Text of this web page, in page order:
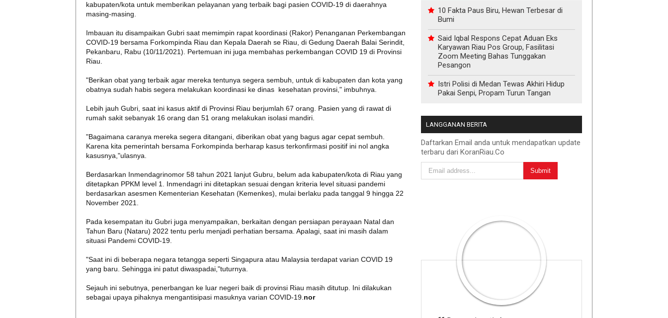
kabupaten/kota untuk memberikan pelayanan yang terbaik bagi pasien COVID-19 di daerahnya
masing-masing.
Imbauan itu disampaikan Gubri saat memimpin rapat koordinasi (Rakor) Penanganan Perkembangan
COVID-19 bersama Forkompinda Riau dan Kepala Daerah se Riau, di Gedung Daerah Balai Serindit,
Pekanbaru, Rabu (10/11/2021). Pertemuan ini juga membahas perkembangan COVID 19 di Provinsi
Riau.
"Berikan obat yang terbaik agar mereka tentunya segera sembuh, untuk di kabupaten dan kota yang
obatnya sudah habis segera melakukan koordinasi ke dinas kesehatan provinsi," imbuhnya.
Lebih jauh Gubri, saat ini kasus aktif di Provinsi Riau berjumlah 67 orang. Pasien yang di rawat di
rumah sakit sebanyak 16 orang dan 51 orang melakukan isolasi mandiri.
"Bagaimana caranya mereka segera ditangani, diberikan obat yang bagus agar cepat sembuh.
Karena kita pemerintah bersama Forkompinda berharap kasus terkonfirmasi positif ini nol angka
kasusnya,"ulasnya.
Berdasarkan Inmendagrinomor 58 tahun 2021 lanjut Gubru, belum ada kabupaten/kota di Riau yang
ditetapkan PPKM level 1. Inmendagri ini ditetapkan sesuai dengan kriteria level situasi pandemi
berdasarkan asesmen Kementerian Kesehatan (Kemenkes), mulai berlaku pada tanggal 9 hingga 22
November 2021.
Pada kesempatan itu Gubri juga menyampaikan, berkaitan dengan persiapan perayaan Natal dan
Tahun Baru (Nataru) 2022 tentu perlu menjadi perhatian bersama. Apalagi, saat ini masih dalam
situasi Pandemi COVID-19.
"Saat ini di beberapa negara tetangga seperti Singapura atau Malaysia terdapat varian COVID 19
yang baru. Sehingga ini patut diwaspadai,"tuturnya.
Sejauh ini sebutnya, penerbangan ke luar negeri baik di provinsi Riau masih ditutup. Ini dilakukan
sebagai upaya pihaknya mengantisipasi masuknya varian COVID-19. nor
10 Fakta Paus Biru, Hewan Terbesar di
Bumi
Said Iqbal Respons Cepat Aduan Eks
Karyawan Riau Pos Group, Fasilitasi
Zoom Meeting Bahas Tunggakan
Pesangon
Istri Polisi di Medan Tewas Akhiri Hidup
Pakai Senpi, Propam Turun Tangan
LANGGANAN BERITA
Daftarkan Email anda untuk mendapatkan update
terbaru dari KoranRiau.Co